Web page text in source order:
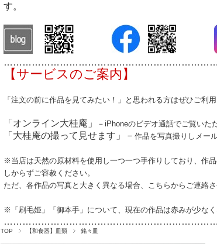
す。
【サービスのご案内】
「注文の前に作品を見てみたい！」と思われる方はぜひご利用
「オンライン大桂庵」 －iPhoneのビデオ通話でご覧いた
「大桂庵の撮って見せます」－ 作品を写真撮りしメー
※当店は天然の原材料を使用し一つ一つ手作りしており、作
しからずご容赦ください。
ただ、各作品の写真と大きく異なる場合、こちらからご連絡
※「刷毛姫」「御本手」について、現在の作品は赤みが少なく
TOP 【和食器】皿類 銘々皿